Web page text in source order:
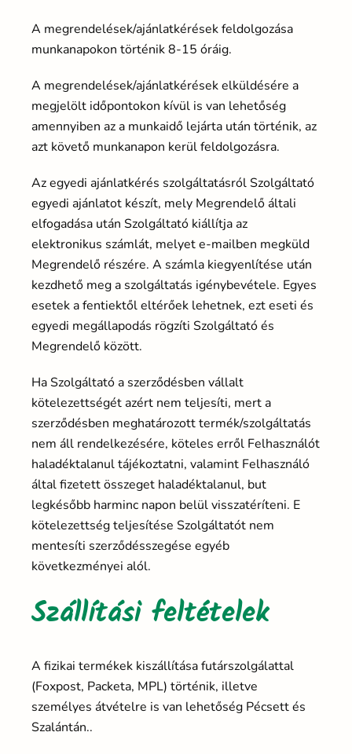
A megrendelések/ajánlatkérések feldolgozása
munkanapokon történik 8-15 óráig.
A megrendelések/ajánlatkérések elküldésére a
megjelölt időpontokon kívül is van lehetőség
amennyiben az a munkaidő lejárta után történik, az
azt követő munkanapon kerül feldolgozásra.
Az egyedi ajánlatkérés szolgáltatásról Szolgáltató
egyedi ajánlatot készít, mely Megrendelő általi
elfogadása után Szolgáltató kiállítja az
elektronikus számlát, melyet e-mailben megküld
Megrendelő részére. A számla kiegyenlítése után
kezdhető meg a szolgáltatás igénybevétele. Egyes
esetek a fentiektől eltérőek lehetnek, ezt eseti és
egyedi megállapodás rögzíti Szolgáltató és
Megrendelő között.
Ha Szolgáltató a szerződésben vállalt
kötelezettségét azért nem teljesíti, mert a
szerződésben meghatározott termék/szolgáltatás
nem áll rendelkezésére, köteles erről Felhasználót
haladéktalanul tájékoztatni, valamint Felhasználó
által fizetett összeget haladéktalanul, but
legkésőbb harminc napon belül visszatéríteni. E
kötelezettség teljesítése Szolgáltatót nem
mentesíti szerződésszegése egyéb
következményei alól.
Szállítási feltételek
A fizikai termékek kiszállítása futárszolgálattal
(Foxpost, Packeta, MPL) történik, illetve
személyes átvételre is van lehetőség Pécsett és
Szalántán..